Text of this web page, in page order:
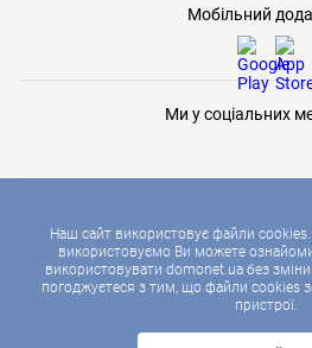
Наш сайт використовує файли
використовуємо Ви можете
використовувати domonet.ua без
погоджуєтеся з тим, що файли cookies
пристрої.
Мобільний
Ми у соціальних
2026 © ДОМОНЕТ, УСІ